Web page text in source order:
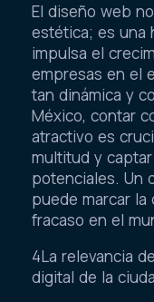
El diseño web
estética; es una
impulsa el
empresas en el
tan dinámica y
México, contar
atractivo es
multitud y
potenciales. Un
puede marcar
fracaso en el
4La relevancia
digital de la